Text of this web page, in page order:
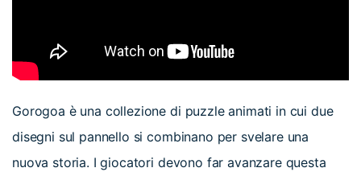
Gorogoa è una collezione di puzzle animati in cui due
disegni sul pannello si combinano per svelare una
nuova storia. I giocatori devono far avanzare questa